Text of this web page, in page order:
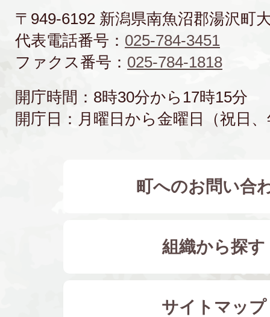
〒949-6192 新潟県南魚沼郡湯沢町
代表電話番号： 025-784-3451
ファクス番号： 025-784-1818
開庁時間：8時30分から17時15分
開庁日：月曜日から金曜日（祝日
町へのお問い合
組織から探す
サイトマップ